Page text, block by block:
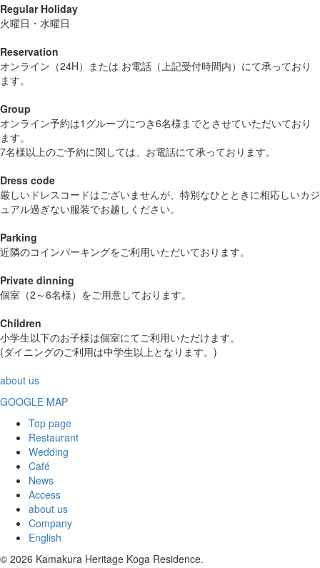
Regular Holiday
火曜日・水曜日
Reservation
オンライン（24H）または お電話（上記受付時間内）にて承っており
ます。
Group
オンライン予約は1グループにつき6名様までとさせていただいており
ます。
7名様以上のご予約に関しては、お電話にて承っております。
Dress code
厳しいドレスコードはございませんが、特別なひとときに相応しいカジ
ュアル過ぎない服装でお越しください。
Parking
近隣のコインパーキングをご利用いただいております。
Private dinning
個室（2～6名様）をご用意しております。
Children
小学生以下のお子様は個室にてご利用いただけます。
(ダイニングのご利用は中学生以上となります。)
about us
GOOGLE MAP
Top page
Restaurant
Wedding
Café
News
Access
about us
Company
English
© 2026 Kamakura Heritage Koga Residence.